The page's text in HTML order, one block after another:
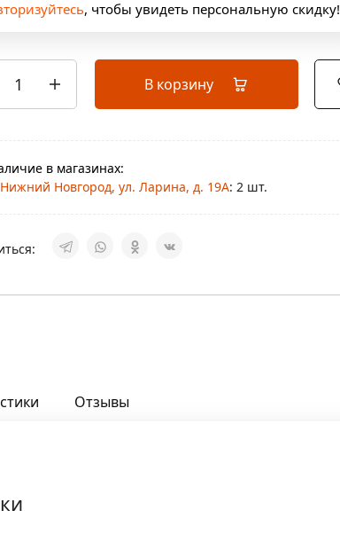
, чтобы увидеть персональную скидку!
В корзину
в магазинах:
Нижний Новгород, ул. Ларина, д. 19А: 2 шт.
Отзывы